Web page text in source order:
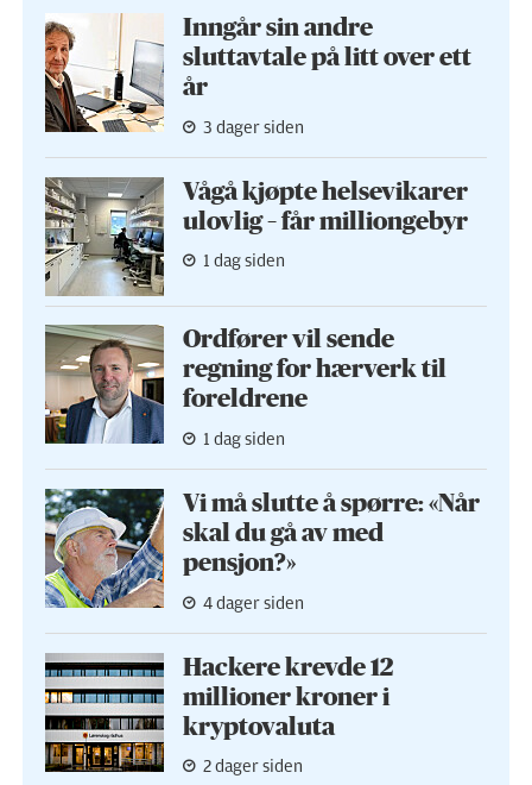
Inngår sin andre
sluttavtale på litt over ett
år
3 dager siden
Vågå kjøpte helse­vikarer
ulovlig – får milliongebyr
1 dag siden
Ordfører vil sende
regning for hærverk til
foreldrene
1 dag siden
Vi må slutte å spørre: «Når
skal du gå av med
pensjon?»
4 dager siden
Hackere krevde 12
millioner kroner i
kryptovaluta
2 dager siden